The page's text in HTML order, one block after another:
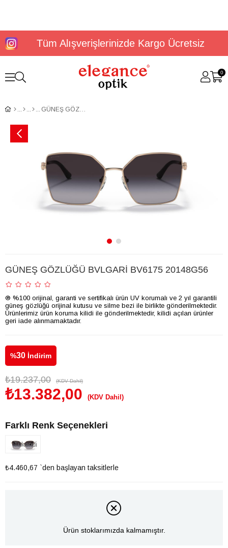
Tüm Alışverişlerinizde Kargo Ücretsiz
0
GÜNEŞ GÖZLÜĞÜ BVLGARİ BV6175 20148G56
GÜNEŞ GÖZLÜĞÜ BVLGARİ BV6175 20148G56
® %100 orijinal, garanti ve sertifikalı ürün UV korumalı ve 2 yıl garantili
güneş gözlüğü orijinal kutusu ve silme bezi ile birlikte gönderilmektedir.
Ürünlerimiz ürün koruma kilidi ile gönderilmektedir, kilidi açılan ürünler
geri iade alınmamaktadır.
%30 İndirim
₺19.237,00 (KDV Dahil)
₺13.382,00 (KDV Dahil)
Farklı Renk Seçenekleri
Tükendi
₺4.460,67 `den başlayan taksitlerle
Ürün stoklarımızda kalmamıştır.